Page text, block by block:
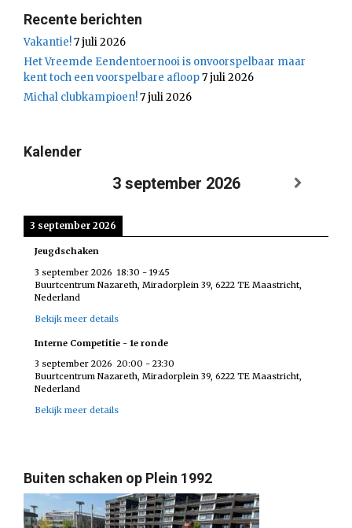
Recente berichten
Vakantie!7 juli 2026
Het Vreemde Eendentoernooi is onvoorspelbaar maar
kent toch een voorspelbare afloop7 juli 2026
Michal clubkampioen!7 juli 2026
Kalender
3 september 2026
3 september 2026
Jeugdschaken
3 september 2026 18:30 - 19:45
Buurtcentrum Nazareth, Miradorplein 39, 6222 TE Maastricht,
Nederland
Bekijk meer details
Interne Competitie - 1e ronde
3 september 2026 20:00 - 23:30
Buurtcentrum Nazareth, Miradorplein 39, 6222 TE Maastricht,
Nederland
Bekijk meer details
Buiten schaken op Plein 1992